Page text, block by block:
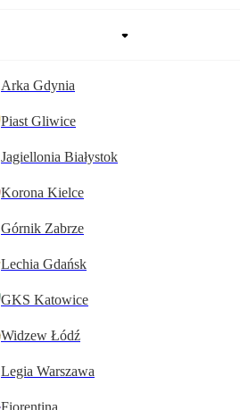
Arka Gdynia
Piast Gliwice
Jagiellonia Białystok
Korona Kielce
Górnik Zabrze
Lechia Gdańsk
GKS Katowice
Widzew Łódź
Legia Warszawa
Fiorentina